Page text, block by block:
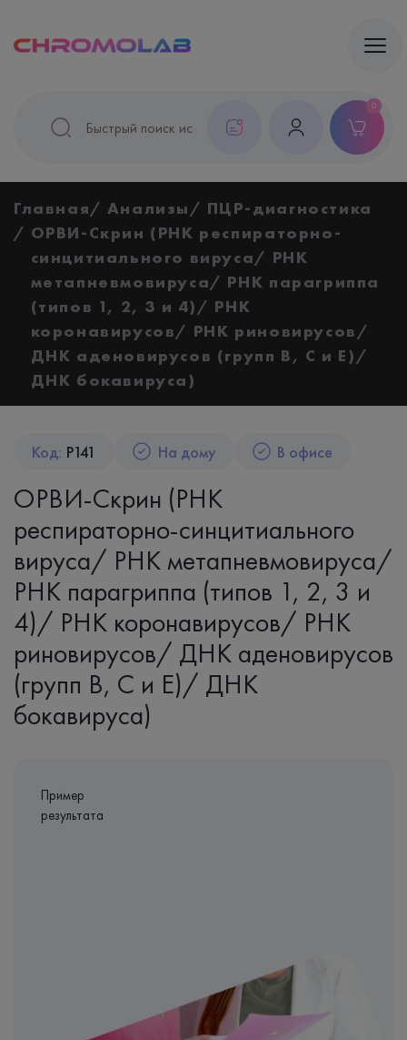
0
Главная Анализы
ПЦР-диагностика
ОРВИ-Скрин (РНК респираторно-
синцитиального вируса/ РНК
метапневмовируса/ РНК парагриппа
(типов 1, 2, 3 и 4)/ РНК
коронавирусов/ РНК риновирусов/
ДНК аденовирусов (групп B, C и E)/
ДНК бокавируса)
Код: P141 На дому В офисе
ОРВИ-Скрин (РНК
респираторно-синцитиального
вируса/ РНК метапневмовируса/
РНК парагриппа (типов 1, 2, 3 и
4)/ РНК коронавирусов/ РНК
риновирусов/ ДНК аденовирусов
(групп B, C и E)/ ДНК
бокавируса)
Пример
результата